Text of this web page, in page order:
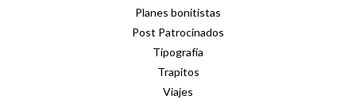
Planes bonitistas
Post Patrocinados
Tipografía
Trapitos
Viajes